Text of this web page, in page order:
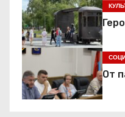
и
я
п
о
От